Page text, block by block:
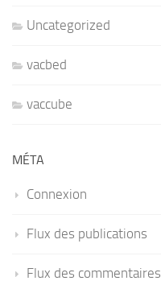
Uncategorized
vacbed
vaccube
MÉTA
Connexion
Flux des publications
Flux des commentaires